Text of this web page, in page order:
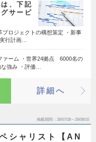
、下記
サービ
プロジェクトの構想策定 ・新事
行計画…
ァーム ・世界24拠点 6000名の
強み ・評価…
詳細へ
掲載期間 26/07/28～26/08/10
シャリスト【AN